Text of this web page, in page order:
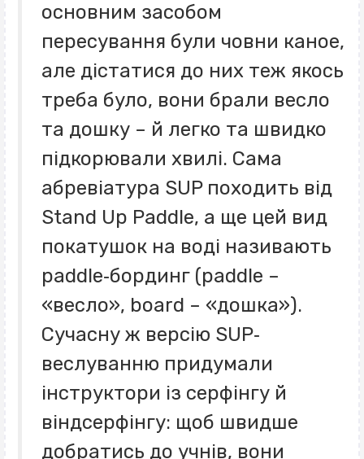
основним засобом
пересування були човни каное,
але дістатися до них теж якось
треба було, вони брали весло
та дошку – й легко та швидко
підкорювали хвилі. Сама
абревіатура SUP походить від
Stand Up Paddle, а ще цей вид
покатушок на воді називають
paddle‐бординг (paddle –
«весло», board – «дошка»).
Сучасну ж версію SUP‐
веслуванню придумали
інструктори із серфінгу й
віндсерфінгу: щоб швидше
добратись до учнів, вони